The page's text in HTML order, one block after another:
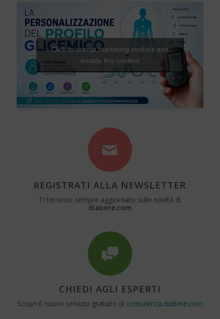
Click to accept marketing cookies and
enable this content
REGISTRATI ALLA NEWSLETTER
Ti terremo sempre aggiornato sulle novità di
diabete.com
CHIEDI AGLI ESPERTI
Scopri il nuovo servizio gratuito di consulenza.diabete.com